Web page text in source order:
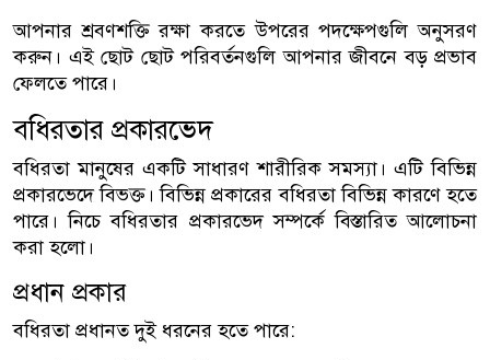
আপনার শ্রবণশক্তি রক্ষা করতে উপরের পদক্ষেপগুলি অনুসরণ
করুন। এই ছোট ছোট পরিবর্তনগুলি আপনার জীবনে বড় প্রভাব
ফেলতে পারে।
বধিরতার প্রকারভেদ
বধিরতা মানুষের একটি সাধারণ শারীরিক সমস্যা। এটি বিভিন্ন
প্রকারভেদে বিভক্ত। বিভিন্ন প্রকারের বধিরতা বিভিন্ন কারণে হতে
পারে। নিচে বধিরতার প্রকারভেদ সম্পর্কে বিস্তারিত আলোচনা
করা হলো।
প্রধান প্রকার
বধিরতা প্রধানত দুই ধরনের হতে পারে: